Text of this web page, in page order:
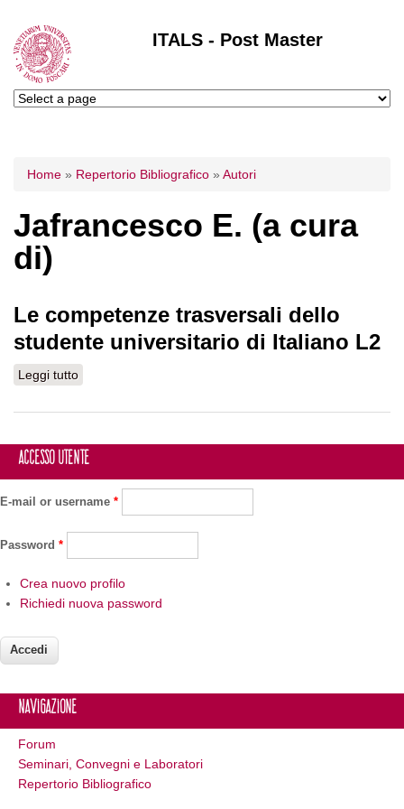
ITALS - Post Master
Tu sei qui
Home » Repertorio Bibliografico » Autori
Jafrancesco E. (a cura
di)
Le competenze trasversali dello
studente universitario di Italiano L2
Leggi tutto
Accesso utente
E-mail or username *
Password *
Crea nuovo profilo
Richiedi nuova password
Navigazione
Forum
Seminari, Convegni e Laboratori
Repertorio Bibliografico